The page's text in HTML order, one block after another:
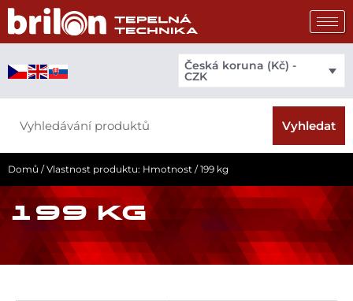
Přeskočit
obsah
Česká koruna (Kč) -
CZK
Vyhledat
Domů / Vlastnost produktu: Hmotnost / 199 kg
199 KG